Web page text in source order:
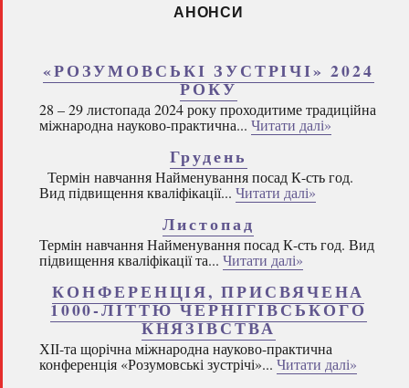
АНОНСИ
«РОЗУМОВСЬКІ ЗУСТРІЧІ» 2024
РОКУ
28 – 29 листопада 2024 року проходитиме традиційна
міжнародна науково-практична... Читати далі»
Грудень
Термін навчання Найменування посад К-сть год.
Вид підвищення кваліфікації... Читати далі»
Листопад
Термін навчання Найменування посад К-сть год. Вид
підвищення кваліфікації та... Читати далі»
КОНФЕРЕНЦІЯ, ПРИСВЯЧЕНА
1000-ЛІТТЮ ЧЕРНІГІВСЬКОГО
КНЯЗІВСТВА
ХІІ-та щорічна міжнародна науково-практична
конференція «Розумовські зустрічі»... Читати далі»